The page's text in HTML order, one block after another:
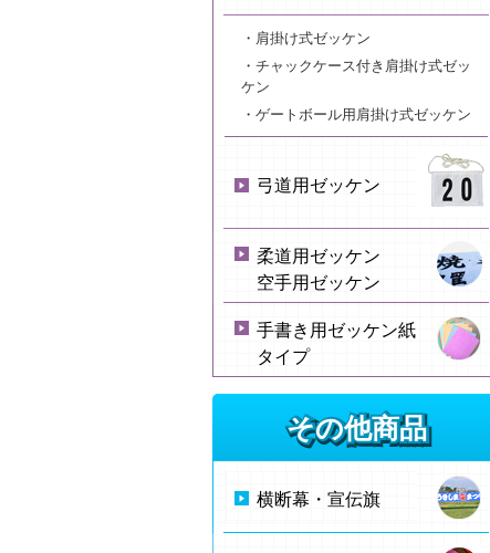
・肩掛け式ゼッケン
・チャックケース付き肩掛け式ゼッ
ケン
・ゲートボール用肩掛け式ゼッケン
弓道用ゼッケン
柔道用ゼッケン
空手用ゼッケン
手書き用ゼッケン紙
タイプ
その他商品
横断幕・宣伝旗